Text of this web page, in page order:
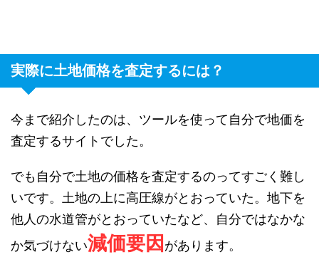
実際に土地価格を査定するには？
今まで紹介したのは、ツールを使って自分で地価を
査定するサイトでした。
でも自分で土地の価格を査定するのってすごく難し
いです。土地の上に高圧線がとおっていた。地下を
他人の水道管がとおっていたなど、自分ではなかな
か気づけない減価要因 があります。